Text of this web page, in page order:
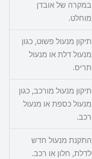
במקרה של אובדן
מוחלט.
תיקון מנעול פשוט, כגון
מנעול דלת או מנעול
תריס.
תיקון מנעול מורכב, כגון
מנעול כספת או מנעול
רכב.
התקנת מנעול חדש
לדלת, חלון או רכב.